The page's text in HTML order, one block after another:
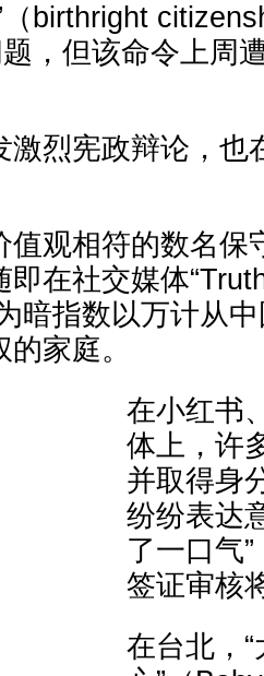
（birthright
题，但该命令上周
激烈宪政辩论，也
值观相符的数名保
在社交媒体
暗指数以万计从
家庭。
在小红书
体上，许
并取得身
纷纷表达
了一口气
签证审核
在台北，